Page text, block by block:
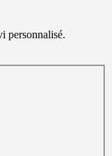
personnalisé.